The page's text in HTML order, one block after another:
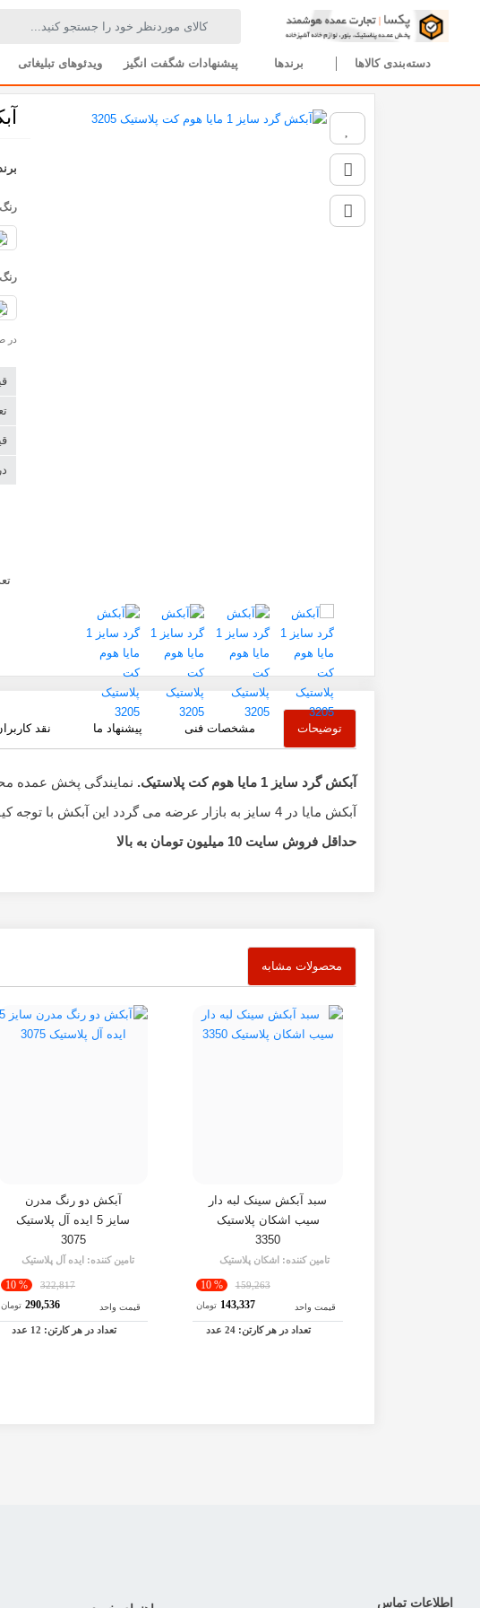
دسته‌بندی کالاها برندها پیشنهادات شگفت انگیز ویدئوهای تبلیغاتی
صفحه اصلی تمام محصولات آبکش گرد سایز 1 مایا هوم کت پلاستیک 3205
در
توضیحات مشخصات فنی پیشنهاد ما نقد
آبکش گرد سایز 1 مایا هوم کت پلاستیک.
نمایندگی پخش عمده
آبکش مایا در 4 سایز به بازار عرضه می گردد این آبکش با توجه کیفیت تولید و رنگبندی زیبا در قفسه های فروشگاه های مختلف جایگاه ویژه ای دارد
حداقل فروش سایت 10 میلیون تومان به بالا
محصولات مشابه
سبد آبکش سینک لبه دار
سیب اشکان پلاستیک
3350
تامین کننده: اشکان پلاستیک
قیمت واحد
159,263
% 10
143,337 تومان
تعداد در هر کارتن: 24 عدد
آبکش دو رنگ مدرن
سایز 5 ایده آل پلاستیک
3075
تامین کننده: ایده آل پلاستیک
قیمت واحد
322,817
% 10
290,536 تومان
تعداد در هر کارتن: 12 عدد
اطلاعات تماس